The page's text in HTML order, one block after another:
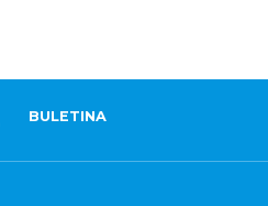
BULETINA